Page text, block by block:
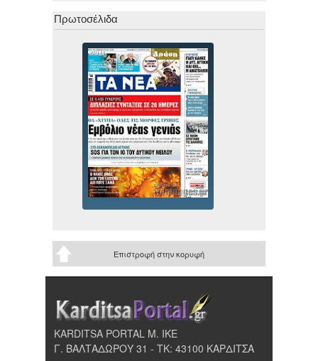
Πρωτοσέλιδα
Επιστροφή στην κορυφή
KARDITSA PORTAL Μ. ΙΚΕ
Γ. ΒΑΛΤΑΔΩΡΟΥ 31 - ΤΚ: 43100 ΚΑΡΔΙΤΣΑ